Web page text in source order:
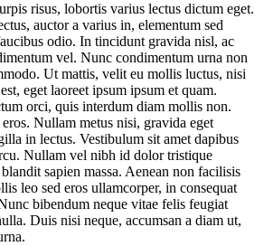
risus, lobortis varius lectus dictum eget.
auctor a varius in, elementum sed
odio. In tincidunt gravida nisl, ac
vel. Nunc condimentum urna non
Ut mattis, velit eu mollis luctus, nisi
eget laoreet ipsum ipsum et quam.
orci, quis interdum diam mollis non.
Nullam metus nisi, gravida eget
in lectus. Vestibulum sit amet dapibus
Nullam vel nibh id dolor tristique
sapien massa. Aenean non facilisis
leo sed eros ullamcorper, in consequat
bibendum neque vitae felis feugiat
Duis nisi neque, accumsan a diam ut,